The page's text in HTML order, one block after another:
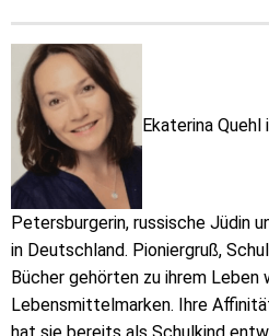
Ekaterina
Petersburgerin, russische Jüdin
in Deutschland. Pioniergruß,
Bücher gehörten zu ihrem Leben
Lebensmittelmarken. Ihre